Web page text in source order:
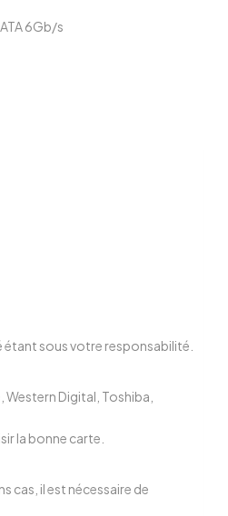
6Gb/s
sous votre responsabilité.
Digital, Toshiba,
la bonne carte.
cas, il est nécessaire de